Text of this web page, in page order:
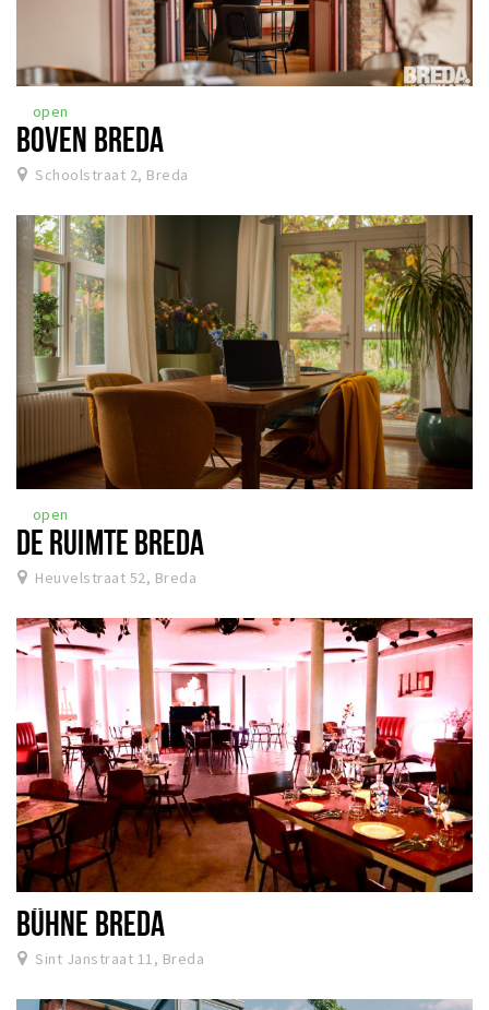
open
BOVEN BREDA
Schoolstraat 2, Breda
open
DE RUIMTE BREDA
Heuvelstraat 52, Breda
BÜHNE BREDA
Sint Janstraat 11, Breda